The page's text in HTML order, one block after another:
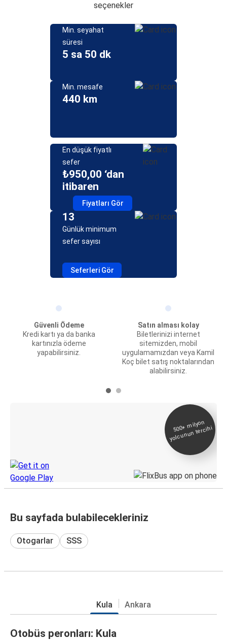
seçenekler
Min. seyahat
süresi
5 sa 50 dk
Min. mesafe
440 km
En düşük fiyatlı
sefer
₺950,00 ‘dan
itibaren
Fiyatları Gör
13
Günlük minimum
sefer sayısı
Seferleri Gör
Güvenli Ödeme
Kredi kartı ya da banka
kartınızla ödeme
yapabilirsiniz.
Satın alması kolay
Biletlerinizi internet
sitemizden, mobil
uygulamamızdan veya Kamil
Koç bilet satış noktalarından
alabilirsiniz.
500+
milyon
yolcunun tercihi
Bu sayfada bulabilecekleriniz
Otogarlar SSS
Kula Ankara
Otobüs peronları: Kula